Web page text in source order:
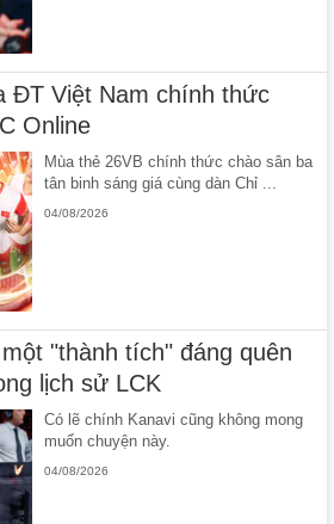
ĐT Việt Nam chính thức
Online
Mùa thẻ 26VB chính thức chào sân ba
tân binh sáng giá cùng dàn Chỉ ...
04/08/2026
"thành tích" đáng quên
lịch sử LCK
Có lẽ chính Kanavi cũng không mong
muốn chuyện này.
04/08/2026